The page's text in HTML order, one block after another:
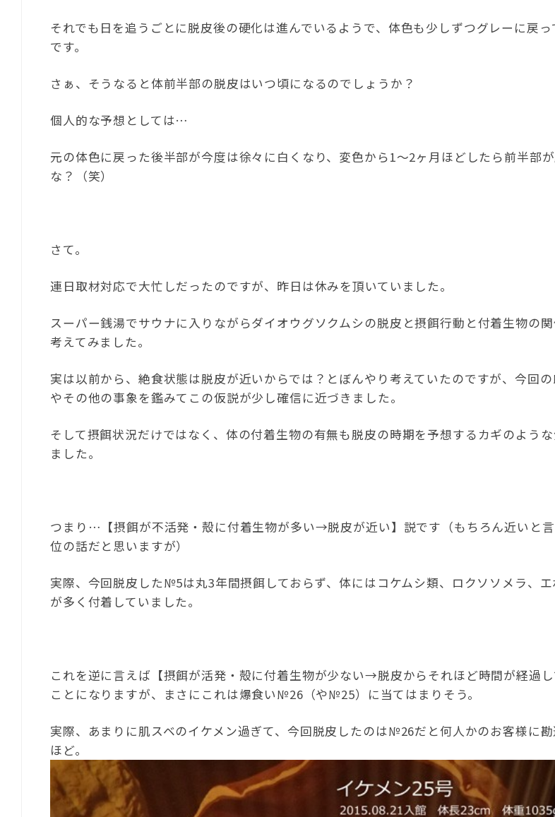
それでも日を追うごとに脱皮後の硬化は進んでいるようで、体色も少しずつグレーに戻っ
です。
さぁ、そうなると体前半部の脱皮はいつ頃になるのでしょうか？
個人的な予想としては…
元の体色に戻った後半部が今度は徐々に白くなり、変色から1～2ヶ月ほどしたら前半部
な？（笑）
さて。
連日取材対応で大忙しだったのですが、昨日は休みを頂いていました。
スーパー銭湯でサウナに入りながらダイオウグソクムシの脱皮と摂餌行動と付着生物の
考えてみました。
実は以前から、絶食状態は脱皮が近いからでは？とぼんやり考えていたのですが、今回
やその他の事象を鑑みてこの仮説が少し確信に近づきました。
そして摂餌状況だけではなく、体の付着生物の有無も脱皮の時期を予想するカギのような
ました。
つまり…【摂餌が不活発・殻に付着生物が多い→脱皮が近い】説です（もちろん近いと
位の話だと思いますが）
実際、今回脱皮した№5は丸3年間摂餌しておらず、体にはコケムシ類、ロクソソメラ、
が多く付着していました。
これを逆に言えば【摂餌が活発・殻に付着生物が少ない→脱皮からそれほど時間が経過し
ことになりますが、まさにこれは爆食い№26（や№25）に当てはまりそう。
実際、あまりに肌スベのイケメン過ぎて、今回脱皮したのは№26だと何人かのお客様に
ほど。